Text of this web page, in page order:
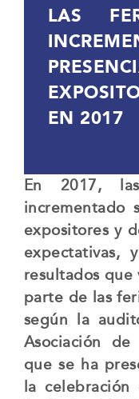
LAS
EN 2017
En 2017,
incrementado
expositores y
expectativas,
resultados que
parte de las
según la
Asociación de
que se ha
la